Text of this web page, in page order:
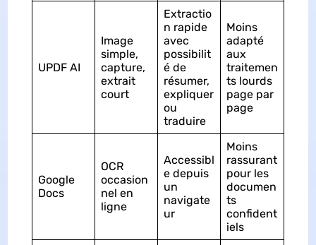
UPDF AI
Image
simple,
capture,
extrait
court
Extractio
n rapide
avec
possibilit
é de
résumer,
expliquer
ou
traduire
Moins
adapté
aux
traitemen
ts lourds
page par
page
Google
Docs
OCR
occasion
nel en
ligne
Accessibl
e depuis
un
navigate
ur
Moins
rassurant
pour les
documen
ts
confident
iels